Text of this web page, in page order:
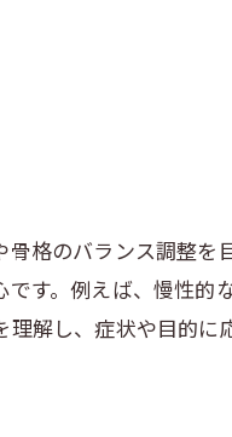
評判の活用法
と選び方
いを確認しよう
にするコツ
格のバランス調整を
す。例えば、慢性的
解し、症状や目的に